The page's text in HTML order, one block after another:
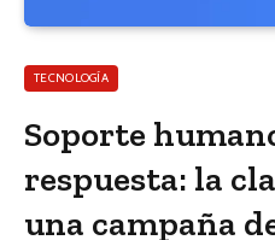
TECNOLOGÍA
Soporte
respuesta: la
una campaña